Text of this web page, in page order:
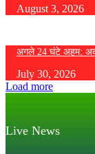
August 3, 2026
अगले 24 घंटे अहम:
July 30, 2026
Load more
Live News